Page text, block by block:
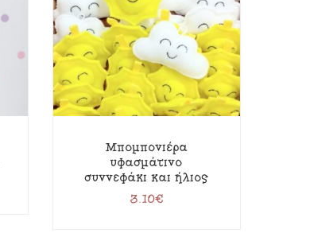
Μπομπονιέρα
υφασμάτινο
συννεφάκι και ήλιος
3.10€